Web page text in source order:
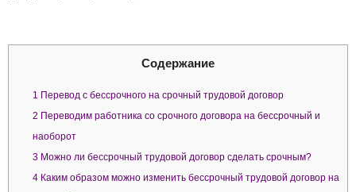
Содержание
1 Перевод с бессрочного на срочный трудовой договор
2 Переводим работника со срочного договора на бессрочный и
наоборот
3 Можно ли бессрочный трудовой договор сделать срочным?
4 Каким образом можно изменить бессрочный трудовой договор на